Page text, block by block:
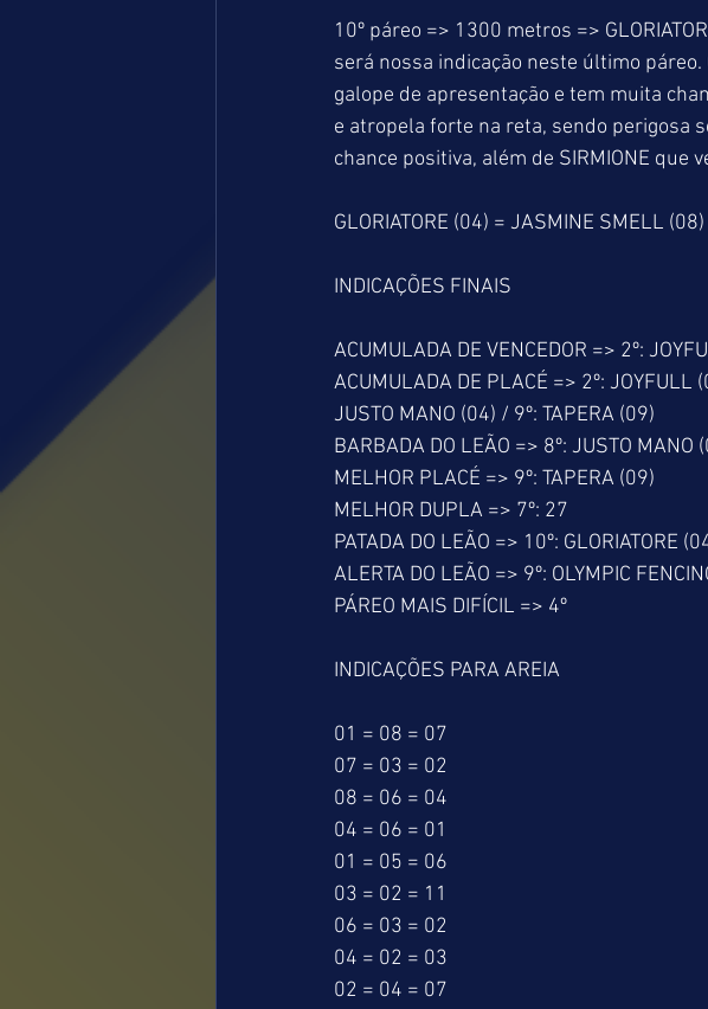
10º páreo => 1300 metros =>
será nossa indicação neste último
galope de apresentação e tem muita
e atropela forte na reta, sendo perigosa
chance positiva, além de SIRMIONE que
GLORIATORE (04) = JASMINE SMELL
INDICAÇÕES FINAIS
ACUMULADA DE VENCEDOR => 2º:
ACUMULADA DE PLACÉ => 2º: JOYFULL
JUSTO MANO (04) / 9º: TAPERA (09)
BARBADA DO LEÃO => 8º: JUSTO MANO
MELHOR PLACÉ => 9º: TAPERA (09)
MELHOR DUPLA => 7º: 27
PATADA DO LEÃO => 10º: GLORIATORE
ALERTA DO LEÃO => 9º: OLYMPIC
PÁREO MAIS DIFÍCIL => 4º
INDICAÇÕES PARA AREIA
01 = 08 = 07
07 = 03 = 02
08 = 06 = 04
04 = 06 = 01
01 = 05 = 06
03 = 02 = 11
06 = 03 = 02
04 = 02 = 03
02 = 04 = 07